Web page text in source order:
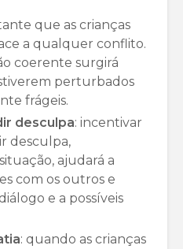
que as crianças
a qualquer conflito.
coerente surgirá
perturbados
frágeis.
desculpa: incentivar
desculpa,
ajudará a
com os outros e
e a possíveis
: quando as crianças